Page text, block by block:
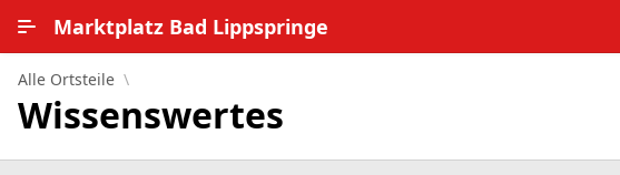
Marktplatz Bad Lippspringe
Alle Ortsteile
Alle Ortsteile
Wissenswertes